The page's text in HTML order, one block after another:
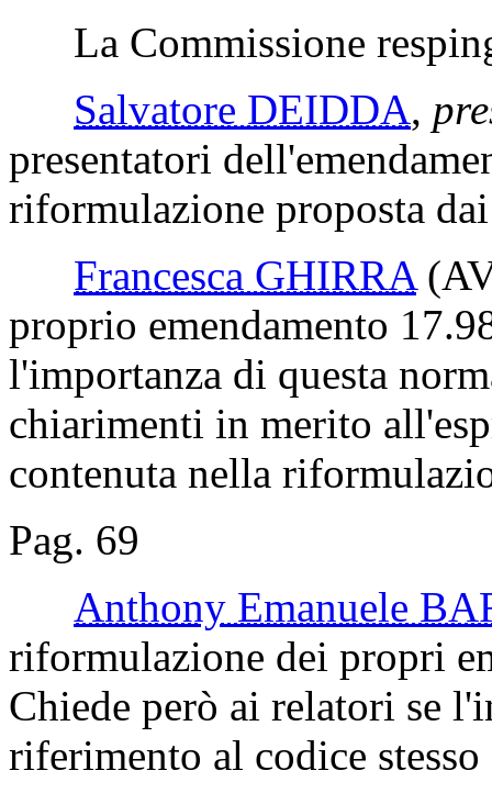
La Commissione
Salvatore DEIDDA,
presentatori
riformulazione proposta
Francesca GHIRRA
proprio emendamento
l'importanza di questa
chiarimenti in merito
contenuta nella
Pag. 69
Anthony Emanuele
riformulazione dei propri
Chiede però ai relatori se
riferimento al codice